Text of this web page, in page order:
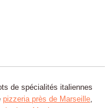
de spécialités italiennes
pizzeria près de Marseille